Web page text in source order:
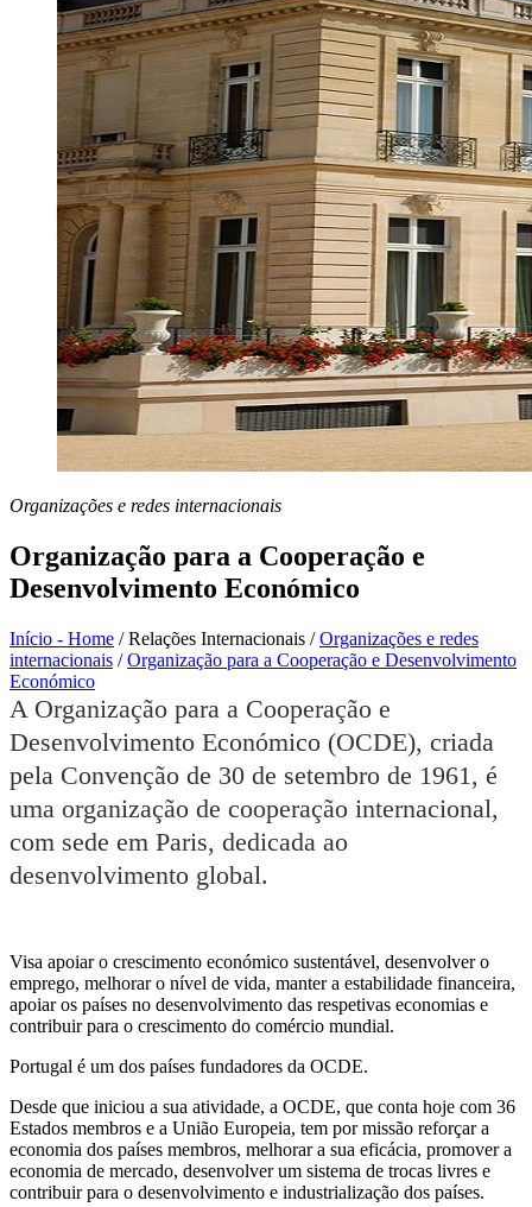
Organizações e redes internacionais
Organização para a Cooperação e
Desenvolvimento Económico
Início - Home /Relações Internacionais /Organizações e redes
internacionais /Organização para a Cooperação e Desenvolvimento
Económico
A Organização para a Cooperação e
Desenvolvimento Económico (OCDE), criada
pela Convenção de 30 de setembro de 1961, é
uma organização de cooperação internacional,
com sede em Paris, dedicada ao
desenvolvimento global.
Visa apoiar o crescimento económico sustentável, desenvolver o
emprego, melhorar o nível de vida, manter a estabilidade financeira,
apoiar os países no desenvolvimento das respetivas economias e
contribuir para o crescimento do comércio mundial.
Portugal é um dos países fundadores da OCDE.
Desde que iniciou a sua atividade, a OCDE, que conta hoje com 36
Estados membros e a União Europeia, tem por missão reforçar a
economia dos países membros, melhorar a sua eficácia, promover a
economia de mercado, desenvolver um sistema de trocas livres e
contribuir para o desenvolvimento e industrialização dos países.